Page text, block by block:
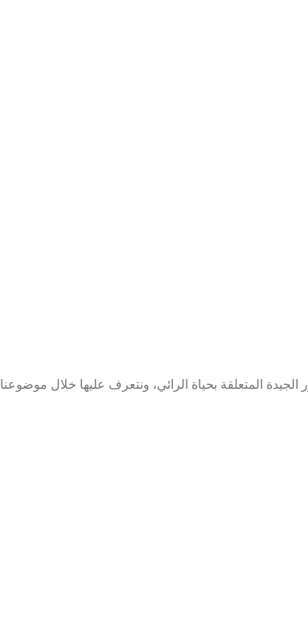
المتعلقة بحياة الرائي، ونتعرف عليها خلال موضوعنا